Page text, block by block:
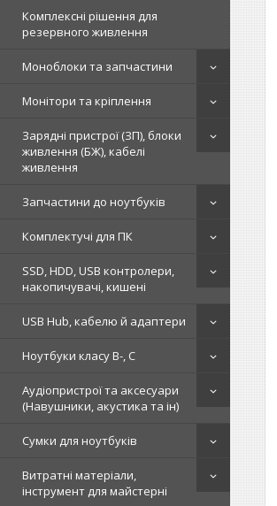
Комплексні рішення для
резервного живлення
Моноблоки та запчастини
Монітори та кріплення
Зарядні пристрої (ЗП), блоки
живлення (БЖ), кабелі
живлення
Запчастини до ноутбуків
Комплектучі для ПК
SSD, HDD, USB контролери,
накопичувачі, кишені
USB Hub, кабелю й адаптери
Ноутбуки класу B-, C
Аудіопристрої та аксесуари
(Навушники, акустика та ін)
Сумки для ноутбуків
Витратні матеріали,
інструмент для майстерні